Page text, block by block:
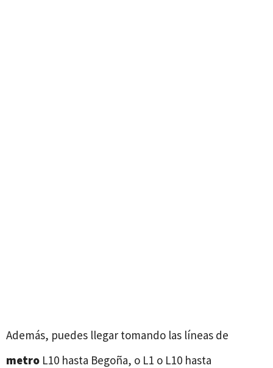
Además, puedes llegar tomando las líneas de
metro L10 hasta Begoña, o L1 o L10 hasta